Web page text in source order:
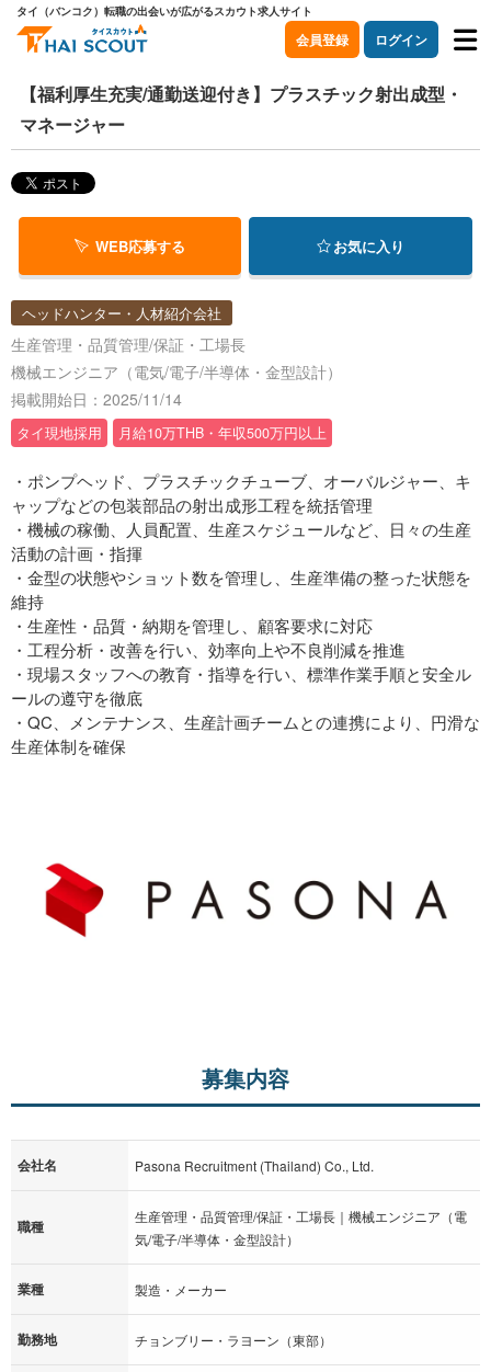
タイ（バンコク）転職の出会いが広がるスカウト求人サイト
会員登録 ログイン
【福利厚生充実/通勤送迎付き】プラスチック射出成型・
マネージャー
WEB応募する お気に入り
ヘッドハンター・人材紹介会社
生産管理・品質管理/保証・工場長
機械エンジニア（電気/電子/半導体・金型設計）
掲載開始日：2025/11/14
タイ現地採用 月給10万THB・年収500万円以上
・ポンプヘッド、プラスチックチューブ、オーバルジャー、キ
ャップなどの包装部品の射出成形工程を統括管理
・機械の稼働、人員配置、生産スケジュールなど、日々の生産
活動の計画・指揮
・金型の状態やショット数を管理し、生産準備の整った状態を
維持
・生産性・品質・納期を管理し、顧客要求に対応
・工程分析・改善を行い、効率向上や不良削減を推進
・現場スタッフへの教育・指導を行い、標準作業手順と安全ル
ールの遵守を徹底
・QC、メンテナンス、生産計画チームとの連携により、円滑な
生産体制を確保
募集内容
会社名 Pasona Recruitment (Thailand) Co., Ltd.
職種
生産管理・品質管理/保証・工場長｜機械エンジニア（電
気/電子/半導体・金型設計）
業種 製造・メーカー
勤務地 チョンブリー・ラヨーン（東部）